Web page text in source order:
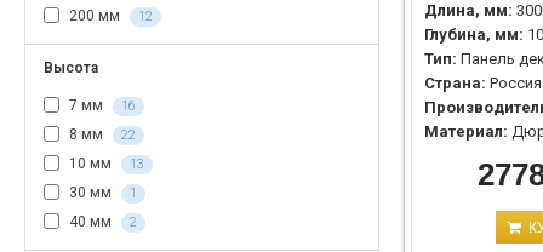
200 мм 12
Высота
7 мм 16
8 мм 22
10 мм 13
30 мм 1
40 мм 2
Длина, мм:
Глубина, мм: 10
Тип: Панель
Страна: Россия
Материал: